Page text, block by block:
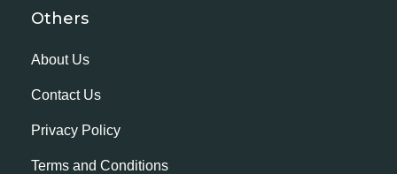
Others
About Us
Contact Us
Privacy Policy
Terms and Conditions